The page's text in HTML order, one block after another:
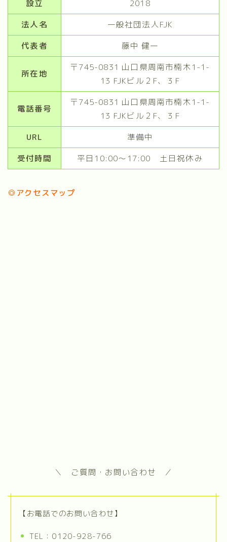
設立
2018
法人名
一般社団法人FJK
代表者
藤中 健一
所在地
〒745-0831 山口県周南市楠木1-1-
13 FJKビル２F、３F
電話番号
〒745-0831 山口県周南市楠木1-1-
13 FJKビル２F、３F
URL
準備中
受付時間
平日10:00～17:00 土日祝休み
◎アクセスマップ
＼ ご質問・お問い合わせ ／
【お電話でのお問い合わせ】
TEL：0120-928-766